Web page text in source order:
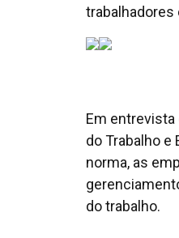
trabalhadores
Em entrevista
do Trabalho e
norma, as
do trabalho.